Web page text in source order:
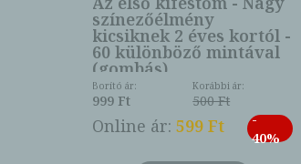
színezőélmény
kicsiknek 2 éves kortól -
60 különböző mintával
(gombás)
Borító ár:
999 Ft
Korábbi ár:
500 Ft
Online ár: 599 Ft
-
40%